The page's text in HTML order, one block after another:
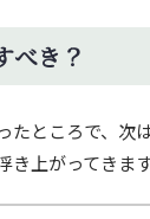
べき？
たところで、次
き上がってきます